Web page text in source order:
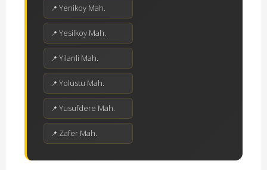
Yenikoy Mah.
Yesilkoy Mah.
Yilanli Mah.
Yolustu Mah.
Yusufdere Mah.
Zafer Mah.